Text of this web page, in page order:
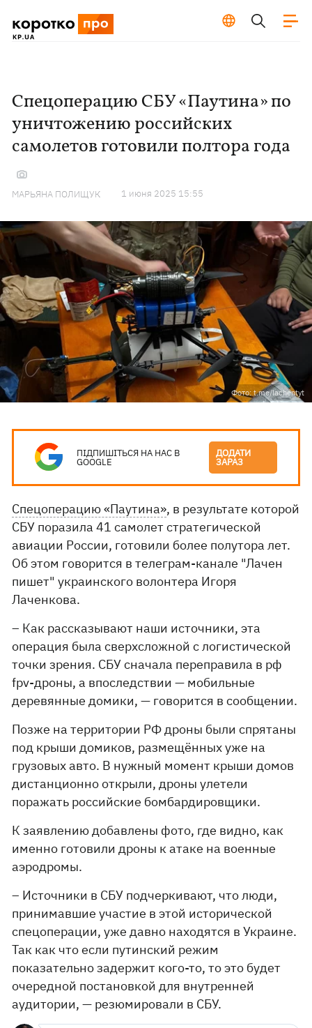
Спецоперацию СБУ «Паутина» по
уничтожению российских
самолетов готовили полтора года
МАРЬЯНА ПОЛИЩУК 1 июня 2025 15:55
Фото: t.me/lachentyt
ПІДПИШІТЬСЯ НА НАС В
GOOGLE
ДОДАТИ
ЗАРАЗ
Спецоперацию «Паутина», в результате которой
СБУ поразила 41 самолет стратегической
авиации России, готовили более полутора лет.
Об этом говорится в телеграм-канале "Лачен
пишет" украинского волонтера Игоря
Лаченкова.
– Как рассказывают наши источники, эта
операция была сверхсложной с логистической
точки зрения. СБУ сначала переправила в рф
fpv-дроны, а впоследствии — мобильные
деревянные домики, — говорится в сообщении.
Позже на территории РФ дроны были спрятаны
под крыши домиков, размещённых уже на
грузовых авто. В нужный момент крыши домов
дистанционно открыли, дроны улетели
поражать российские бомбардировщики.
К заявлению добавлены фото, где видно, как
именно готовили дроны к атаке на военные
аэродромы.
– Источники в СБУ подчеркивают, что люди,
принимавшие участие в этой исторической
спецоперации, уже давно находятся в Украине.
Так как что если путинский режим
показательно задержит кого-то, то это будет
очередной постановкой для внутренней
аудитории, — резюмировали в СБУ.